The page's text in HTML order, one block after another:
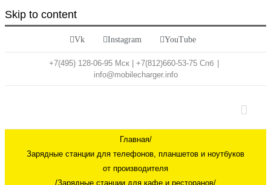
Skip to content
Vk Instagram YouTube
+7(495) 128-06-95 Мск | +7(812)660-53-75 Спб
info@mobilecharger.info
Главная/
Зарядные станции для телефонов, планшетов и ноутбуков
от производителя
/Зарядные станции для кафе и ресторанов/